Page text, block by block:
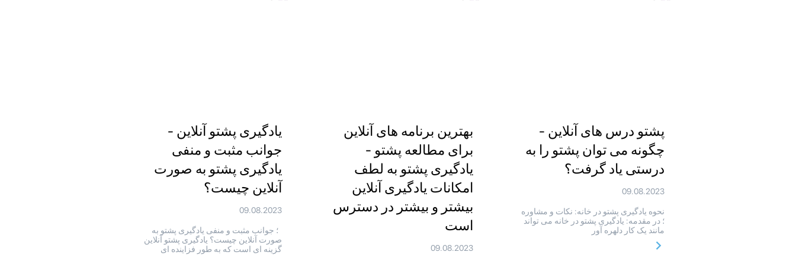
پشتو درس های آنلاین -
چگونه می توان پشتو را به
درستی یاد گرفت؟
09.08.2023
نحوه یادگیری پشتو در خانه: نکات و مشاوره
؛ در مقدمه: یادگیری پشتو در خانه می تواند
مانند یک کار دلهره آور
بهترین برنامه های آنلاین
برای مطالعه پشتو -
یادگیری پشتو به لطف
امکانات یادگیری آنلاین
بیشتر و بیشتر در دسترس
است
09.08.2023
یادگیری پشتو آنلاین -
جوانب مثبت و منفی
یادگیری پشتو به صورت
آنلاین چیست؟
09.08.2023
؛ جوانب مثبت و منفی یادگیری پشتو به
صورت آنلاین چیست؟ یادگیری پشتو آنلاین
گزینه ای است که به طور فزاینده ای